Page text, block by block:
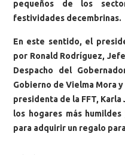
pequeños de los
festividades decembrinas.
En este sentido, el
por Ronald Rodríguez,
Despacho del
Gobierno de Vielma Mora
presidenta de la FFT,
los hogares más
para adquirir un regalo